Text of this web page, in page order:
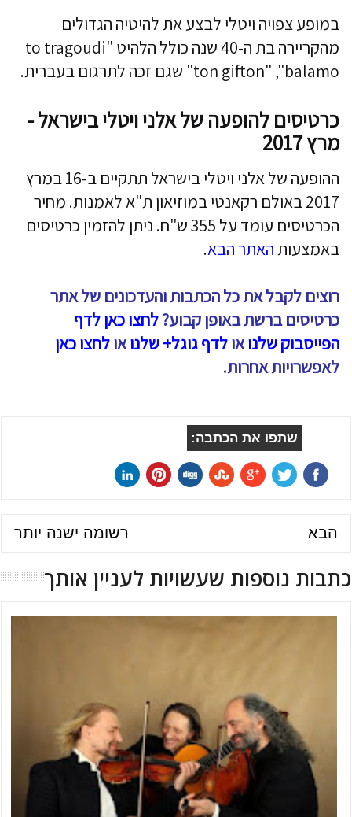
במופע צפויה ויטלי לבצע את להיטיה הגדולים
מהקריירה בת ה-40 שנה כולל הלהיט "to tragoudi
ton gifton" ,"balamo" שגם זכה לתרגום בעברית.
כרטיסים להופעה של אלני ויטלי בישראל -
מרץ 2017
ההופעה של אלני ויטלי בישראל תתקיים ב-16 במרץ
2017 באולם רקאנטי במוזיאון ת"א לאמנות. מחיר
הכרטיסים עומד על 355 ש"ח. ניתן להזמין כרטיסים
באמצעותהאתר הבא.
רוצים לקבל את כל הכתבות והעדכונים של אתר
כרטיסים ברשת באופן קבוע?לחצו כאן לדף
הפייסבוק שלנואולדף גוגל+ שלנואולחצו כאן
לאפשרויות אחרות.
שתפו את הכתבה:
הבא רשומה ישנה יותר
כתבות נוספות שעשויות לעניין אותך